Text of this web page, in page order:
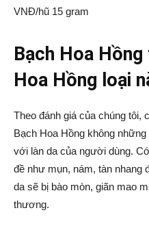
VNĐ/hũ 15 gram
Bạch Hoa
Hoa Hồng loại
Theo đánh giá của chúng tôi,
Bạch Hoa Hồng không
với làn da của người dùng.
đề như mụn, nám, tàn nhang
da sẽ bị bào mòn, giãn mao
thương.